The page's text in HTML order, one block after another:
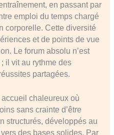
en passant par
emploi du temps chargé
corporelle. Cette diversité
et de points de vue
Le forum absolu n’est
il vit au rythme des
partagées.
chaleureux où
sans crainte d’être
structurés, développés au
des bases solides. Par